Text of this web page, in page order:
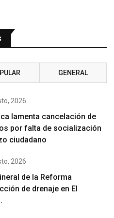
GENERAL
2026
lamenta cancelación de
por falta de socialización
ciudadano
2026
de la Reforma
de drenaje en El